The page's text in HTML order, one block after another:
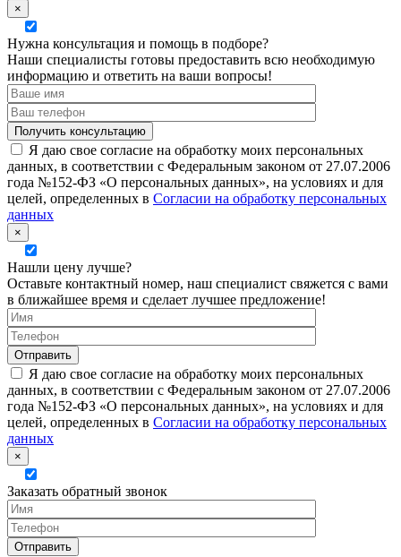
×
Нужна консультация и помощь в подборе?
Наши специалисты готовы предоставить всю необходимую
информацию и ответить на ваши вопросы!
Я даю свое согласие на обработку моих персональных
данных, в соответствии с Федеральным законом от 27.07.2006
года №152-ФЗ «О персональных данных», на условиях и для
целей, определенных в Согласии на обработку персональных
данных
×
Нашли цену лучше?
Оставьте контактный номер, наш специалист свяжется с вами
в ближайшее время и сделает лучшее предложение!
Я даю свое согласие на обработку моих персональных
данных, в соответствии с Федеральным законом от 27.07.2006
года №152-ФЗ «О персональных данных», на условиях и для
целей, определенных в Согласии на обработку персональных
данных
×
Заказать обратный звонок